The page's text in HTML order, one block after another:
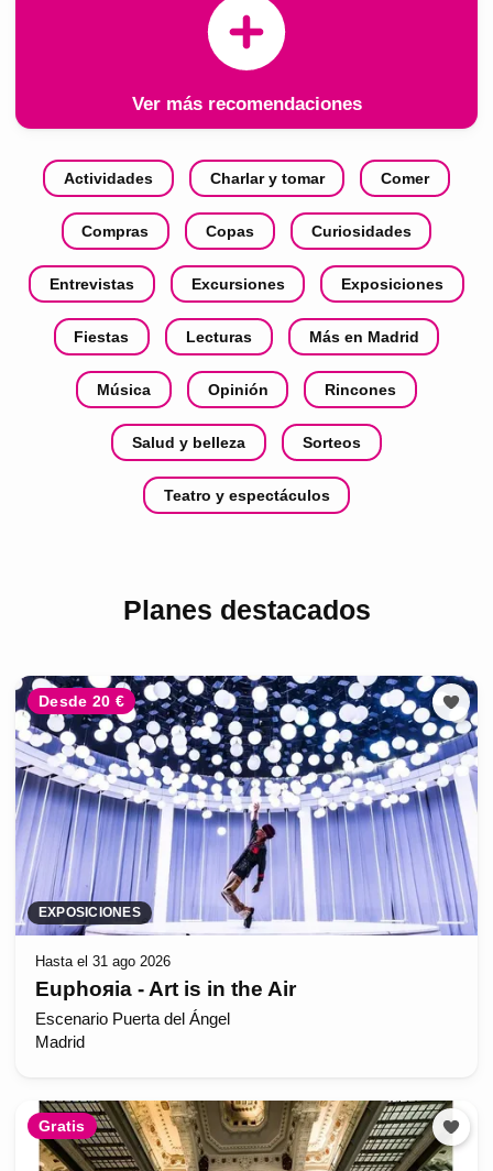
Ver más recomendaciones
Actividades Charlar y tomar Comer
Compras Copas Curiosidades
Entrevistas Excursiones Exposiciones
Fiestas Lecturas Más en Madrid
Música Opinión Rincones
Salud y belleza Sorteos
Teatro y espectáculos
Planes destacados
Desde 20 €
EXPOSICIONES
Hasta el 31 ago 2026
Euphoяia - Art is in the Air
Escenario Puerta del Ángel
Madrid
Gratis